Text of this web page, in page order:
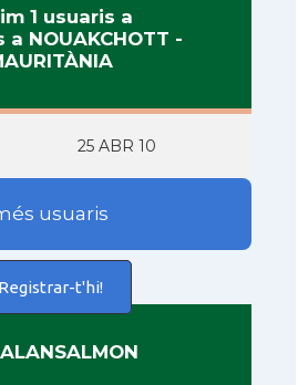
1 usuaris a
a NOUAKCHOTT -
25 ABR 10
usuaris
Registrar-t'hi!